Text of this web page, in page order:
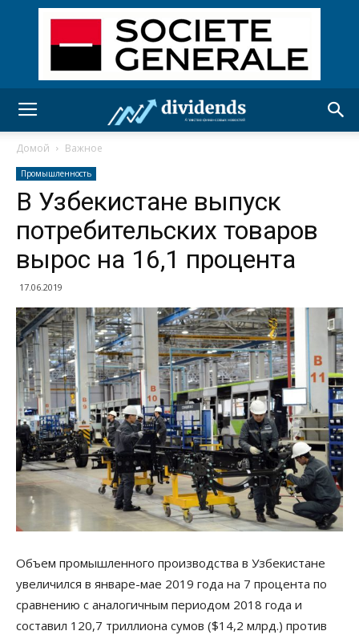
Домой Важное
Промышленность
В Узбекистане выпуск
потребительских товаров
вырос на 16,1 процента
17.06.2019
Объем промышленного производства в Узбекистане
увеличился в январе-мае 2019 года на 7 процента по
сравнению с аналогичным периодом 2018 года и
составил 120,7 триллиона сумов ($14,2 млрд.) против